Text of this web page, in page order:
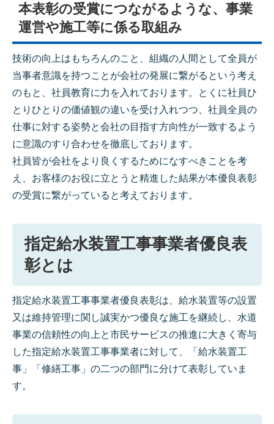
本表彰の受賞につながるような、事業
運営や施工等に係る取組み
技術の向上はもちろんのこと、組織の人間として全員が
当事者意識を持つことが会社の発展に繋がるという考え
のもと、社員教育に力を入れております。とくに社員ひ
とりひとりの価値観の違いを受け入れつつ、社員全員の
仕事に対する姿勢と会社の目指す方向性が一致するよう
に意識のすり合わせを徹底しております。
社員皆が会社をより良くするためになすべきことを考
え、お客様のお役に立とうと精進した結果が本優良表彰
の受賞に繋がっていると考えております。
指定給水装置工事事業者優良表
彰とは
指定給水装置工事事業者優良表彰は、給水装置等の設置
又は維持管理に関し誠実かつ優良な施工を継続し、水道
事業の信頼性の向上と市民サービスの推進に大きく寄与
した指定給水装置工事事業者に対して、「給水装置工
事」「修繕工事」の二つの部門に分けて表彰していま
す。